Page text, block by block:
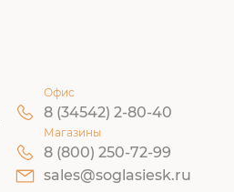
Офис
8 (34542) 2-80-40
Магазины
8 (800) 250-72-99
sales@soglasiesk.ru